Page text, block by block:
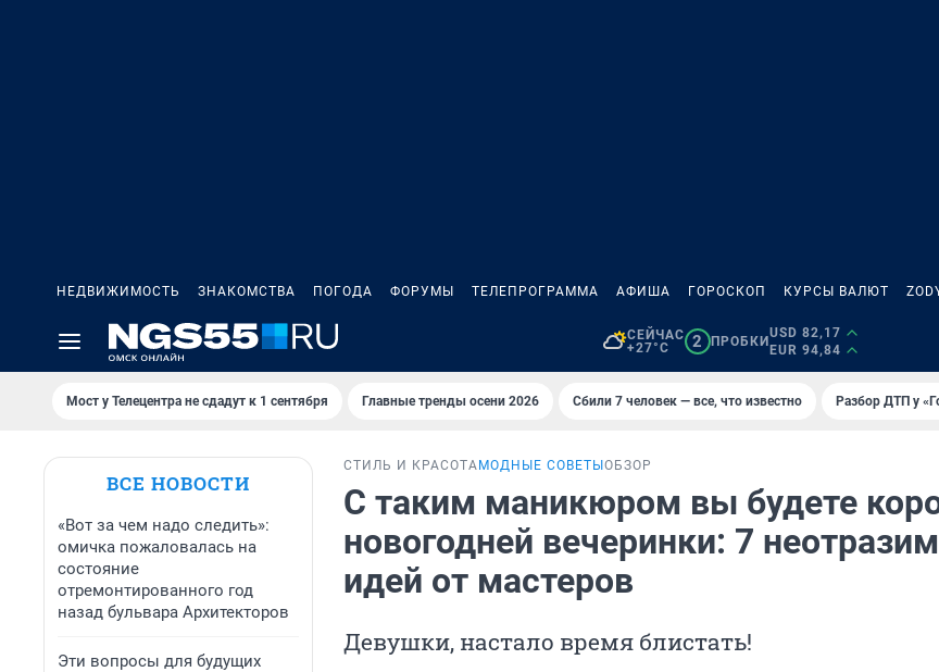
НЕДВИЖИМОСТЬ ЗНАКОМСТВА ПОГОДА ФОРУМЫ ТЕЛЕПРОГРАММА АФИША ГОРОСКОП КУРСЫ ВАЛЮТ
СЕЙЧАС
+27°C
2 ПРОБКИ
USD 82,17
EUR 94,84
Мост у Телецентра не сдадут к 1 сентября Главные тренды осени 2026 Сбили 7 человек — все, что известно Разбор ДТП у
ВСЕ НОВОСТИ
«Вот за чем надо следить»:
омичка пожаловалась на
состояние
отремонтированного год
назад бульвара Архитекторов
Эти вопросы для будущих
СТИЛЬ И КРАСОТА МОДНЫЕ СОВЕТЫ ОБЗОР
С таким маникюром вы будете
новогодней вечеринки: 7
идей от мастеров
Девушки, настало время блистать!